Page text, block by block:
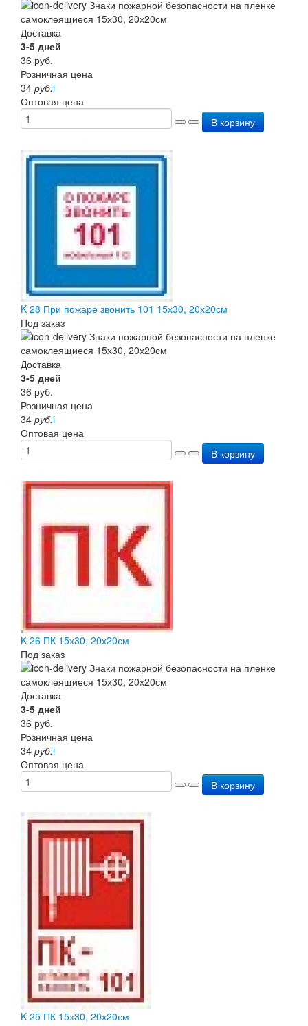
Доставка
3-5 дней
36 руб.
Розничная цена
34 руб.i
Оптовая цена
В корзину
K 28 При пожаре звонить 101 15х30, 20х20см
Под заказ
Доставка
3-5 дней
36 руб.
Розничная цена
34 руб.i
Оптовая цена
В корзину
K 26 ПК 15х30, 20х20см
Под заказ
Доставка
3-5 дней
36 руб.
Розничная цена
34 руб.i
Оптовая цена
В корзину
K 25 ПК 15х30, 20х20см